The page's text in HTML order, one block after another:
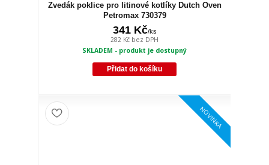
Zvedák poklice pro litinové kotlíky Dutch Oven
Petromax 730379
341 Kč/ks
282 Kč bez DPH
SKLADEM - produkt je dostupný
Přidat do košíku
NOVINKA